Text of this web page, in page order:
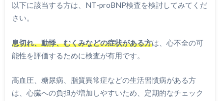
以下に該当する方は、NT-proBNP検査を検討してみてくだ
さい。
息切れ、動悸、むくみなどの症状がある方は、心不全の可
能性を評価するために検査が有用です。
高血圧、糖尿病、脂質異常症などの生活習慣病がある方
は、心臓への負担が増加しやすいため、定期的なチェック